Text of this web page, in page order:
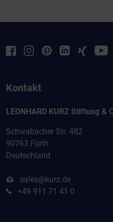
Kontakt
LEONHARD KURZ Stiftung &
Schwabacher Str. 482
90763 Fürth
Deutschland
sales@kurz.de
+49 911 71 41 0